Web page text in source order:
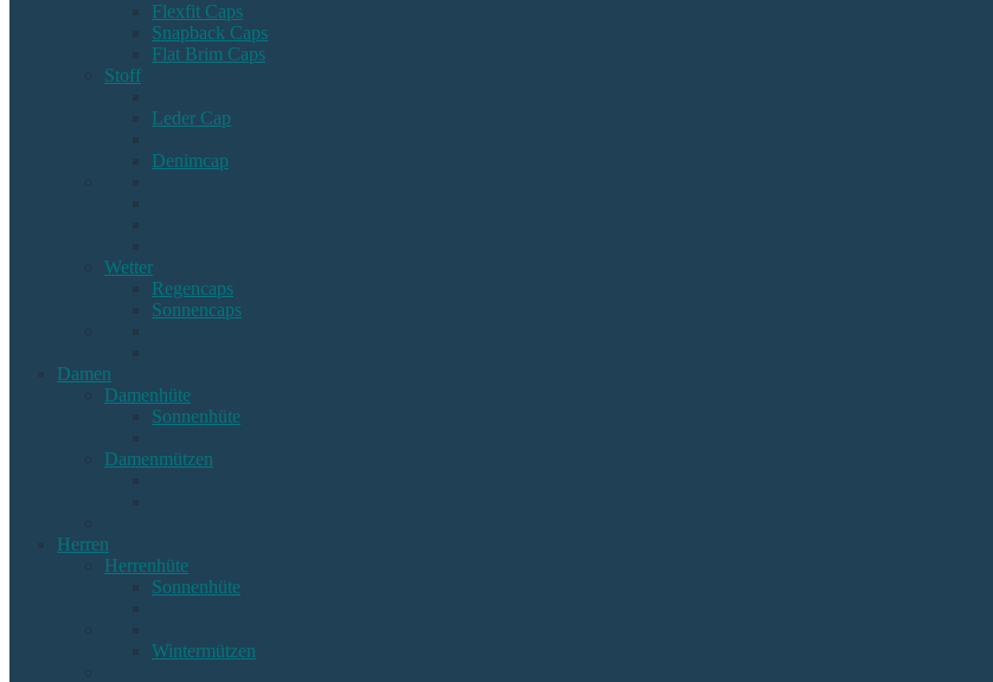
Flexfit Caps
Snapback Caps
Flat Brim Caps
Stoff
Leder Cap
Denimcap
Wetter
Regencaps
Sonnencaps
Damen
Damenhüte
Sonnenhüte
Damenmützen
Herren
Herrenhüte
Sonnenhüte
Wintermützen